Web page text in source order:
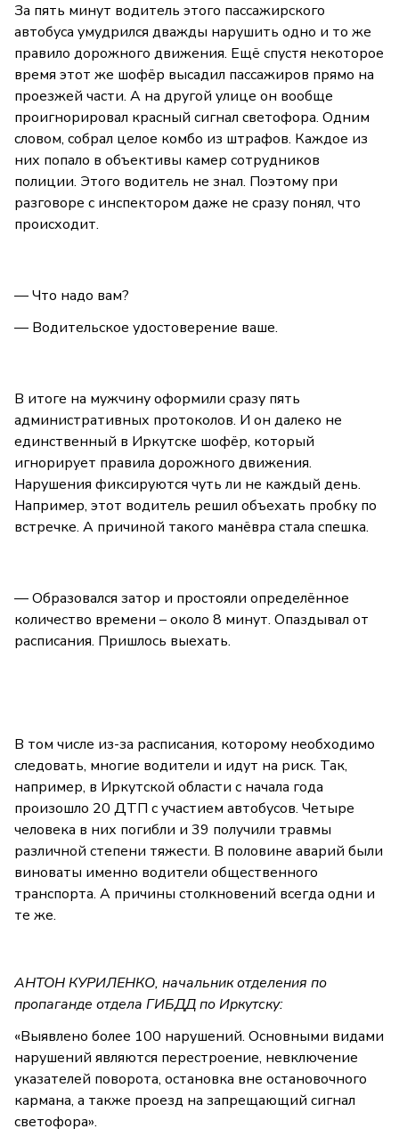
За пять минут водитель этого пассажирского
автобуса умудрился дважды нарушить одно и то же
правило дорожного движения. Ещё спустя некоторое
время этот же шофёр высадил пассажиров прямо на
проезжей части. А на другой улице он вообще
проигнорировал красный сигнал светофора. Одним
словом, собрал целое комбо из штрафов. Каждое из
них попало в объективы камер сотрудников
полиции. Этого водитель не знал. Поэтому при
разговоре с инспектором даже не сразу понял, что
происходит.
— Что надо вам?
— Водительское удостоверение ваше.
В итоге на мужчину оформили сразу пять
административных протоколов. И он далеко не
единственный в Иркутске шофёр, который
игнорирует правила дорожного движения.
Нарушения фиксируются чуть ли не каждый день.
Например, этот водитель решил объехать пробку по
встречке. А причиной такого манёвра стала спешка.
— Образовался затор и простояли определённое
количество времени – около 8 минут. Опаздывал от
расписания. Пришлось выехать.
В том числе из-за расписания, которому необходимо
следовать, многие водители и идут на риск. Так,
например, в Иркутской области с начала года
произошло 20 ДТП с участием автобусов. Четыре
человека в них погибли и 39 получили травмы
различной степени тяжести. В половине аварий были
виноваты именно водители общественного
транспорта. А причины столкновений всегда одни и
те же.
АНТОН КУРИЛЕНКО, начальник отделения по
пропаганде отдела ГИБДД по Иркутску:
«Выявлено более 100 нарушений. Основными видами
нарушений являются перестроение, невключение
указателей поворота, остановка вне остановочного
кармана, а также проезд на запрещающий сигнал
светофора».